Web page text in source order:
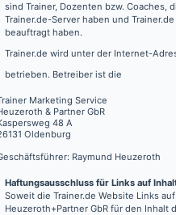
sind Trainer, Dozenten bzw.
Trainer.de-Server haben und Trainer.de
beauftragt haben.
Trainer.de wird unter der Internet-
betrieben. Betreiber ist die
Marketing Service
& Partner GbR
48 A
Oldenburg
Raymund Heuzeroth
Haftungsausschluss für Links auf
Soweit die Trainer.de Website Links
Heuzeroth+Partner GbR für den Inhalt